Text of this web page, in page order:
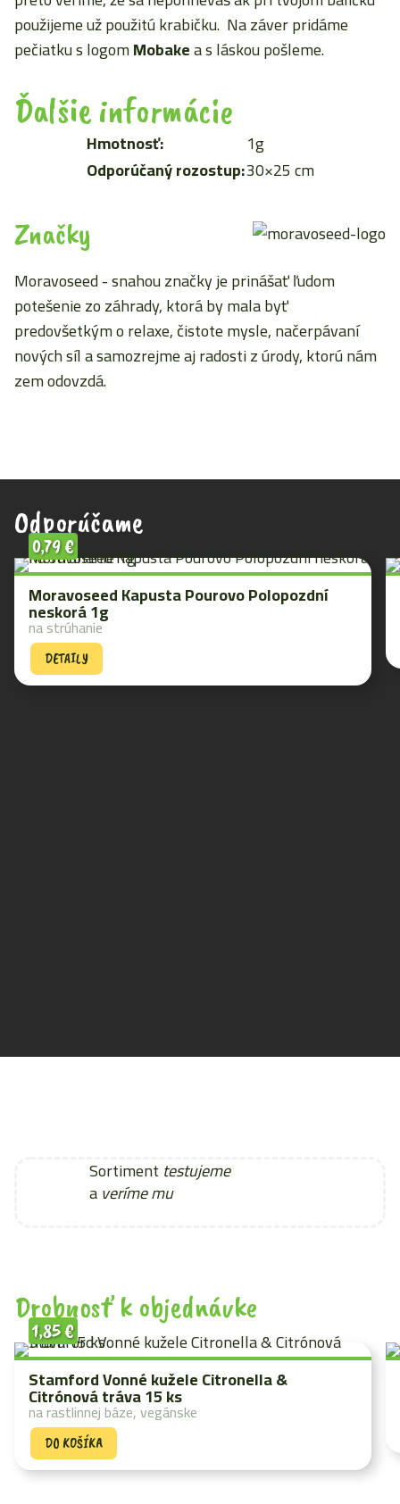
použijeme už použitú krabičku. Na záver pridáme
pečiatku s logomMobakea s láskou pošleme.
Ďalšie informácie
Hmotnosť:
1g
Odporúčaný rozostup:30×25 cm
Značky
Moravoseed - snahou značky je prinášať ľudom
potešenie zo záhrady, ktorá by mala byť
predovšetkým o relaxe, čistote mysle, načerpávaní
nových síl a samozrejme aj radosti z úrody, ktorú nám
zem odovzdá.
Odporúčame
Moravoseed Kapusta Pourovo Polopozdní
neskorá 1g
0,79€
na strúhanie
DETAILY
Sortiment testujeme
averíme mu
Drobnosť k objednávke
Stamford Vonné kužele Citronella &
Citrónová tráva 15 ks
1,85€
na rastlinnej báze, vegánske
DO KOŠÍKA